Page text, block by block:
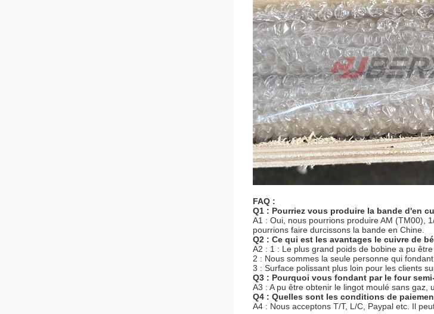
FAQ :
Q1 : Pourriez vous produire la bande d'en
A1 : Oui, nous pourrions produire AM (TM00),
pourrions faire durcissons la bande en Chine.
Q2 : Ce qui est les avantages le cuivre de
A2 : 1 : Le plus grand poids de bobine a pu
2 : Nous sommes la seule personne qui
3 : Surface polissant plus loin pour les clients
Q3 : Pourquoi vous fondant par le four
A3 : A pu être obtenir le lingot moulé sans
Q4 : Quelles sont les conditions de
A4 : Nous acceptons T/T, L/C, Paypal etc. Il